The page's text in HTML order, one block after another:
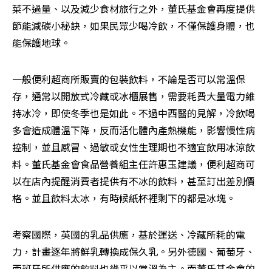
菜不過量、以及減少食材旅行之外，董氏基金會再度提供
節能減碳小秘訣，如果民眾少喝冷飲，不僅保護身體，也
能保護地球。
一般便利超商所販賣的包裝飲料，不論是否可以常溫保
存，通常以開放式冷藏或冰櫃展售，需要耗費大量電力維
持冰冷，即使冬季也是如此。不過中西醫的見解，冷飲喝
多會造成體溫下降，反而活化體內產熱機能，影響慢性病
控制，並且感冒、過敏或女性生理期也不適宜飲用冰涼飲
料。董氏基金會食品營養組主任許惠玉建議，便利超商可
以在店內提醒消費者提供有不冰的飲料，甚至訂出差別價
格。並且飲料太冰，有時候紙杯裡剩下的都是冰塊。
考察國際，英國的乳品供應，基於運送、冷藏所耗的電
力，計畫逐年將鮮乳轉換成保久乳。另外德國、葡萄牙、